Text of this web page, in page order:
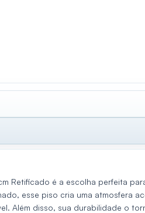
Retificado é a escolha perfeita
esse piso cria uma atmosfera
Além disso, sua durabilidade o